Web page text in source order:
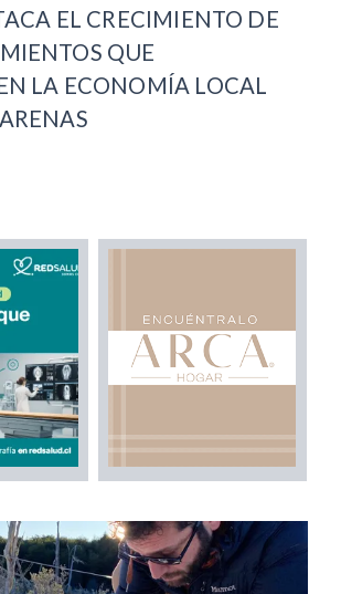
EL CRECIMIENTO DE
QUE
LA ECONOMÍA LOCAL